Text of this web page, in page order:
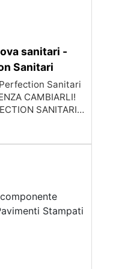
sanitari -
Sanitari
Sanitari
CAMBIARLI!
SANITARI
BIDET.
I tuoi sanitari
Rinnovare
all’acqua
senza fatica e